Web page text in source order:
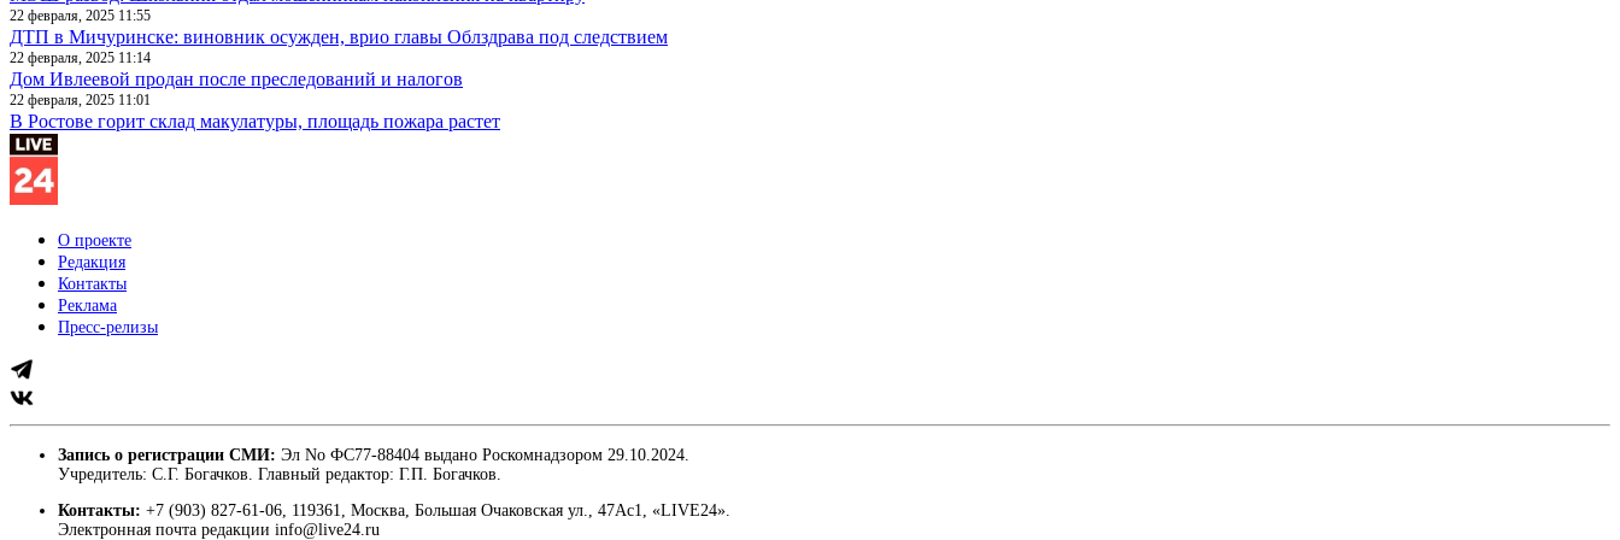
22 февраля, 2025 11:55
ДТП в Мичуринске: виновник осужден, врио главы Облздрава под следствием
22 февраля, 2025 11:14
Дом Ивлеевой продан после преследований и налогов
22 февраля, 2025 11:01
В Ростове горит склад макулатуры, площадь пожара растет
О проекте
Редакция
Контакты
Реклама
Пресс-релизы
Запись о регистрации СМИ: Эл No ФС77-88404 выдано Роскомнадзором 29.10.2024.
Учредитель: С.Г. Богачков. Главный редактор: Г.П. Богачков.
Контакты: +7 (903) 827-61-06, 119361, Москва, Большая Очаковская ул., 47Ас1, «LIVE24».
Электронная почта редакции info@live24.ru